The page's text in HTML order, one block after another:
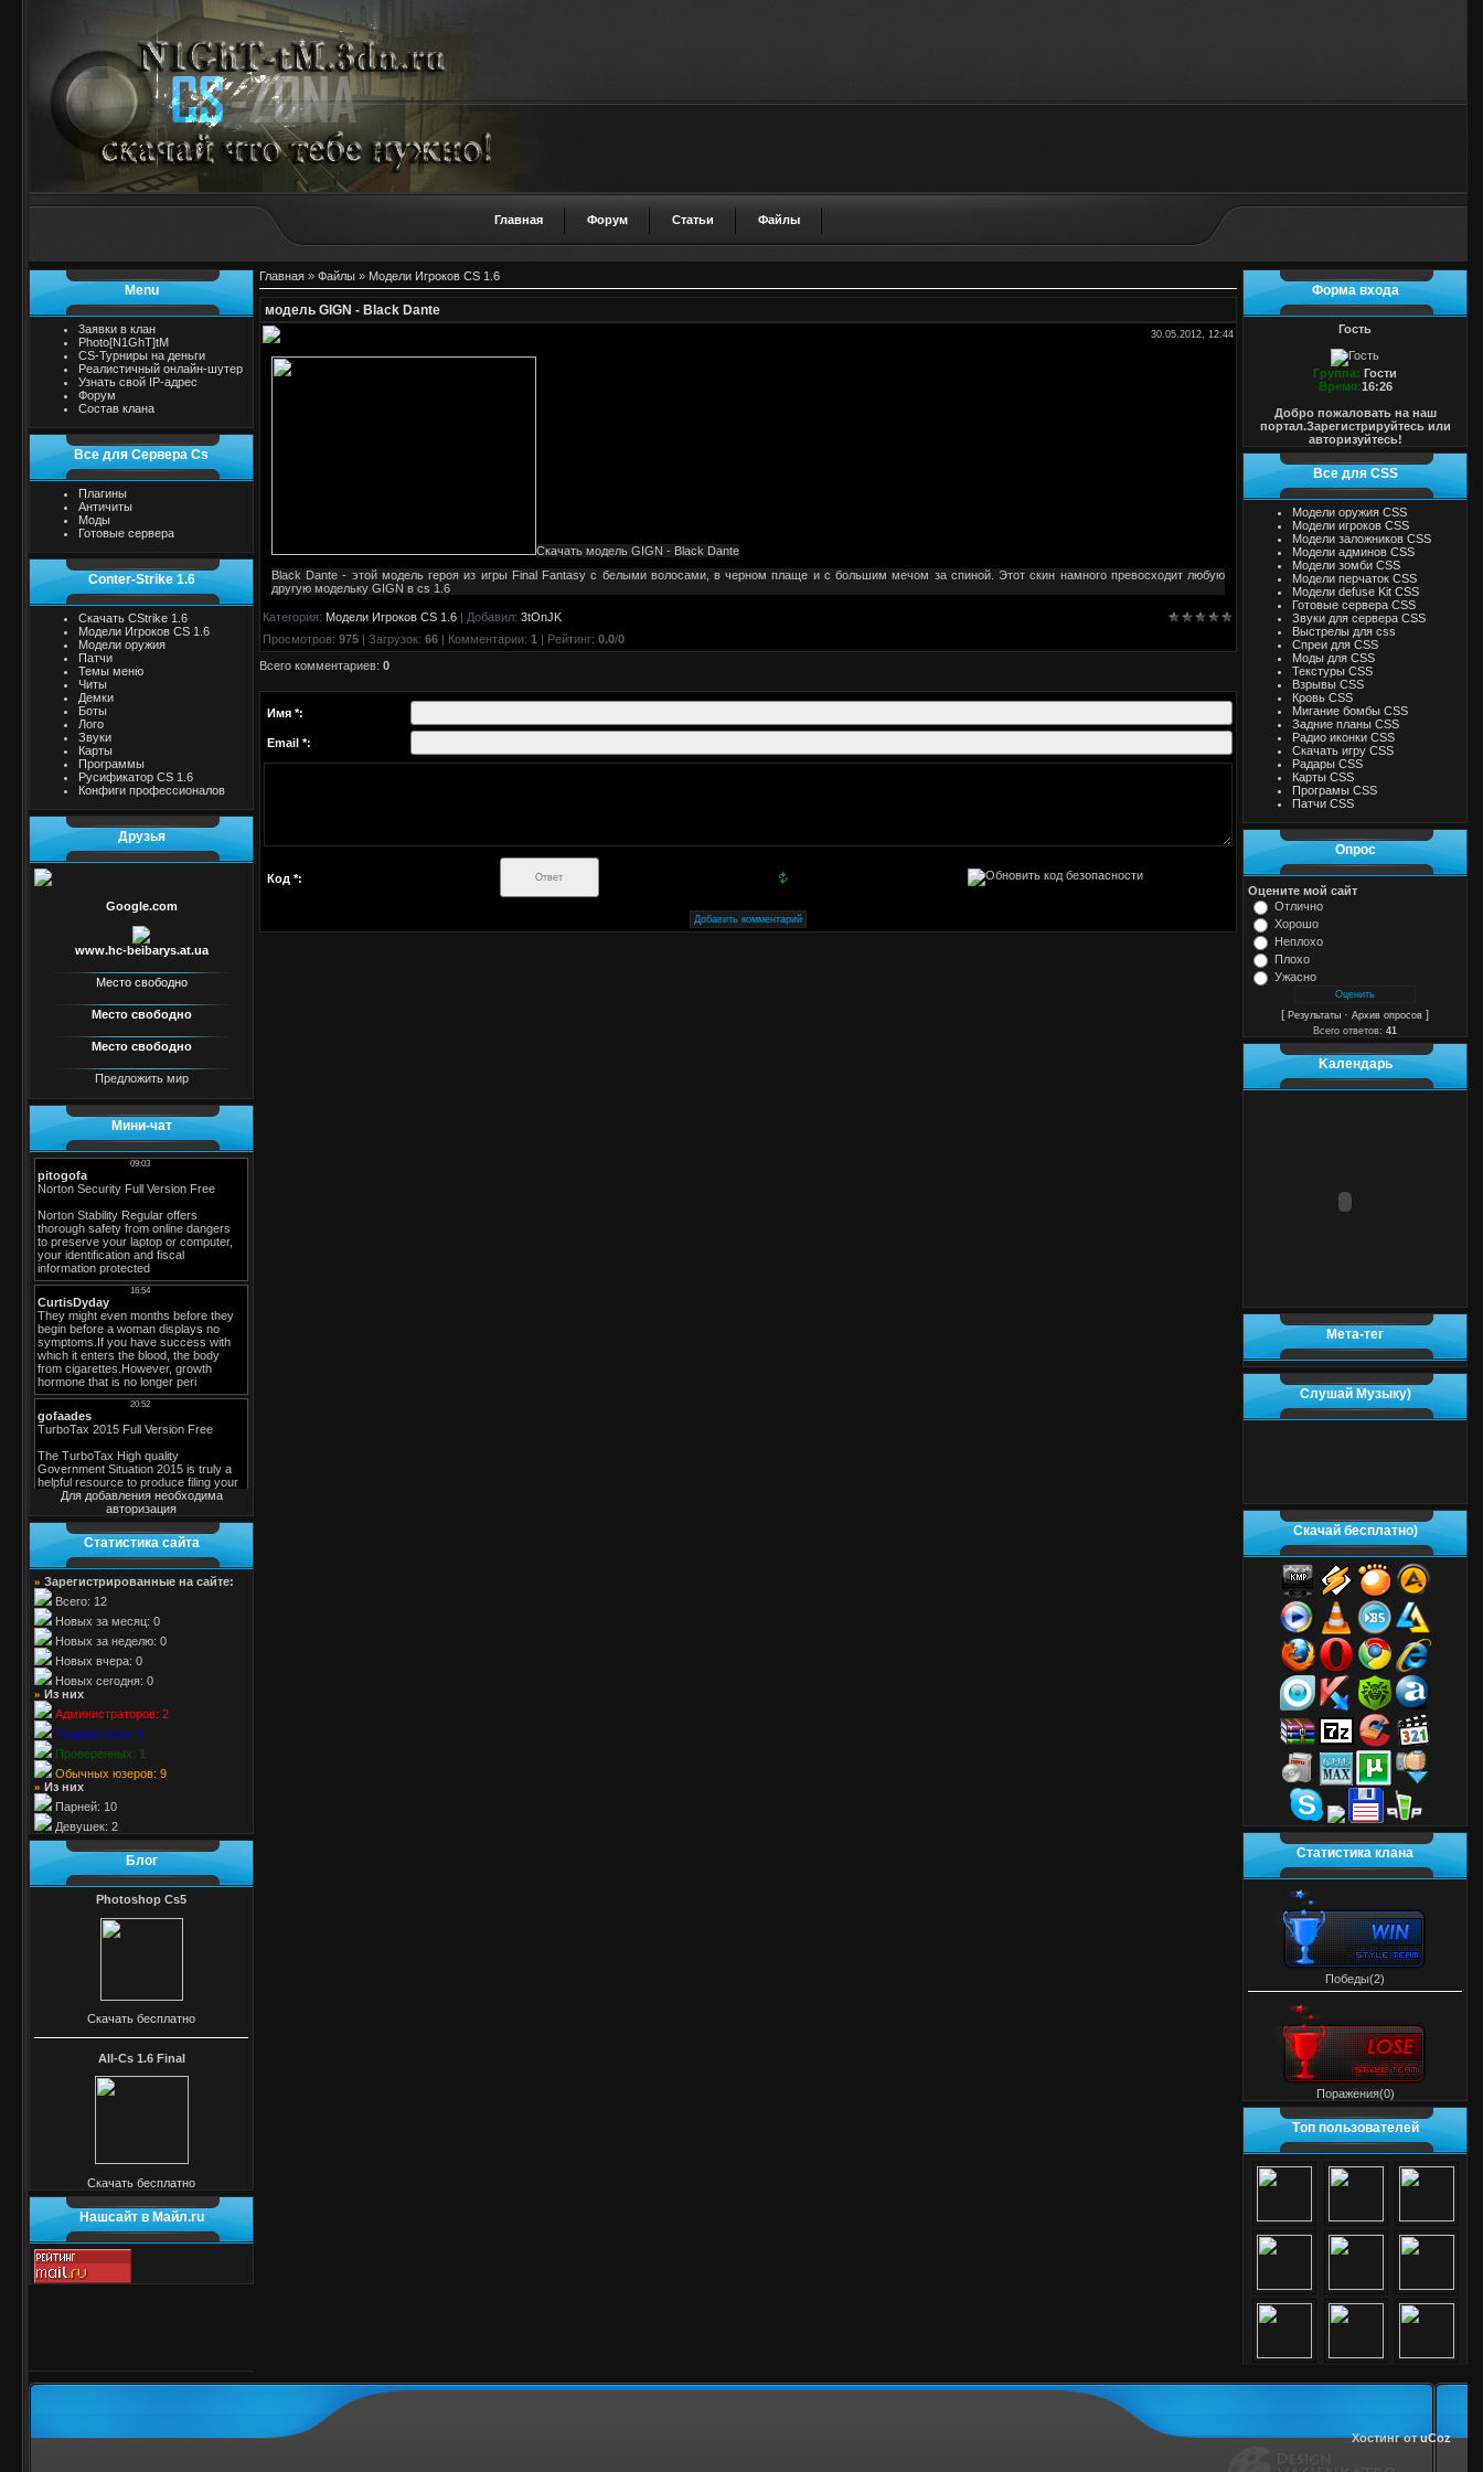
Главная Форум Статьи Файлы
Menu
3аявки в клан
Photo[N1GhT]tM
CS-Турниры на деньги
Реалистичный онлайн-шутер
Узнать свой IP-адрес
Форум
Состав клана
Все для Сервера Cs
Плагины
Античиты
Моды
Готовые сервера
Conter-Strike 1.6
Скачать CStrike 1.6
Модели Игроков CS 1.6
Модели оружия
Патчи
Темы меню
Читы
Демки
Боты
Лого
Звуки
Карты
Программы
Русификатор CS 1.6
Конфиги профессионалов
Друзья
Google.com
www.hc-beibarys.at.ua
Место свободно
Место свободно
Место свободно
Предложить мир
Мини-чат
Для добавления необходима
авторизация
Cтатистика cайта
» Зарегистрированные на сайте:
Всего: 12
Новых за месяц: 0
Новых за неделю: 0
Новых вчера: 0
Новых сегодня: 0
» Из них
Администраторов: 2
Модераторов: 0
Проверенных: 1
Обычных юзеров: 9
» Из них
Парней: 10
Девушек: 2
Блог
Photoshop Cs5
Скачать бесплатно
All-Cs 1.6 Final
Скачать бесплатно
Нашсайт в Майл.ru
Главная » Файлы » Модели Игроков CS 1.6
модель GIGN - Black Dante
30.05.2012, 12:44
Скачать модель GIGN - Black Dante
Black Dante - этой модель героя из игры Final Fantasy с белыми волосами, в черном плаще и с большим мечом за спиной. Этот скин намного превосходит любую
другую модельку GIGN в cs 1.6
Категория: Модели Игроков CS 1.6 | Добавил: 3tOnJK
Просмотров: 975 | Загрузок: 66 | Комментарии: 1 | Рейтинг: 0.0/0
Всего комментариев: 0
Имя *:
Email *:
Код *:
Форма входа
Гость
Группа: Гости
Время:16:26
Добро пожаловать на наш
портал.Зарегистрируйтесь или
авторизуйтесь!
Все для CSS
Модели оружия CSS
Модели игроков CSS
Модели заложников CSS
Модели админов CSS
Модели зомби CSS
Модели перчаток CSS
Модели defuse Kit CSS
Готовые сервера CSS
Звуки для сервера CSS
Выстрелы для css
Спреи для CSS
Моды для CSS
Текстуры CSS
Взрывы CSS
Кровь CSS
Мигание бомбы CSS
Задние планы CSS
Радио иконки CSS
Скачать игру CSS
Радары CSS
Карты CSS
Програмы CSS
Патчи CSS
Опрос
Оцените мой сайт
Отлично
Хорошо
Неплохо
Плохо
Ужасно
[ Результаты · Архив опросов ]
Всего ответов: 41
Kалендарь
Мета-тег
Слушай Музыку)
Скачай бесплатно)
Статистика клана
Победы(2)
Поражения(0)
Tоп пользователей
Хостинг отuCoz